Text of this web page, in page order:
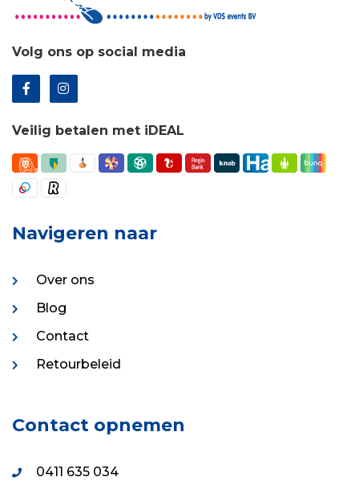
Volg ons op social media
Veilig betalen met iDEAL
Navigeren naar
Over ons
Blog
Contact
Retourbeleid
Contact opnemen
0411 635 034